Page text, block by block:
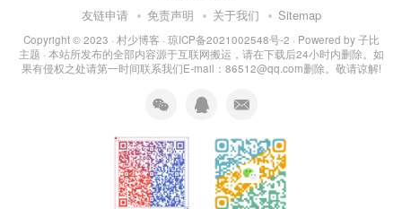
友链申请 免责声明 关于我们 Sitemap
Copyright © 2023 · 村少博客 · 琼ICP备2021002548号-2 · Powered by子比
主题 · 本站所发布的全部内容源于互联网搬运，请在下载后24小时内删除。如
果有侵权之处请第一时间联系我们E-mail：86512@qq.com删除。敬请谅解!